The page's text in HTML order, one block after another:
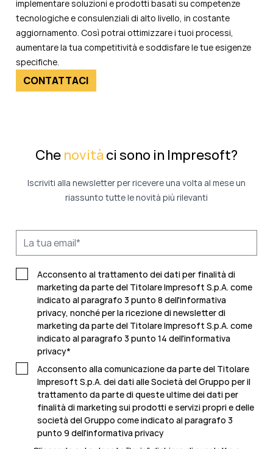
implementare soluzioni e prodotti basati su competenze
tecnologiche e consulenziali di alto livello, in costante
aggiornamento. Così potrai ottimizzare i tuoi processi,
aumentare la tua competitività e soddisfare le tue esigenze
specifiche.
CONTATTACI
Che novità ci sono in Impresoft?
Iscriviti alla newsletter per ricevere una volta al mese un
riassunto tutte le novità più rilevanti
Acconsento al trattamento dei dati per finalità di
marketing da parte del Titolare Impresoft S.p.A. come
indicato al paragrafo 3 punto 8 dell'informativa
privacy, nonché per la ricezione di newsletter di
marketing da parte del Titolare Impresoft S.p.A. come
indicato al paragrafo 3 punto 14 dell'informativa
privacy*
Acconsento alla comunicazione da parte del Titolare
Impresoft S.p.A. dei dati alle Società del Gruppo per il
trattamento da parte di queste ultime dei dati per
finalità di marketing sui prodotti e servizi propri e delle
società del Gruppo come indicato al paragrafo 3
punto 9 dell'informativa privacy